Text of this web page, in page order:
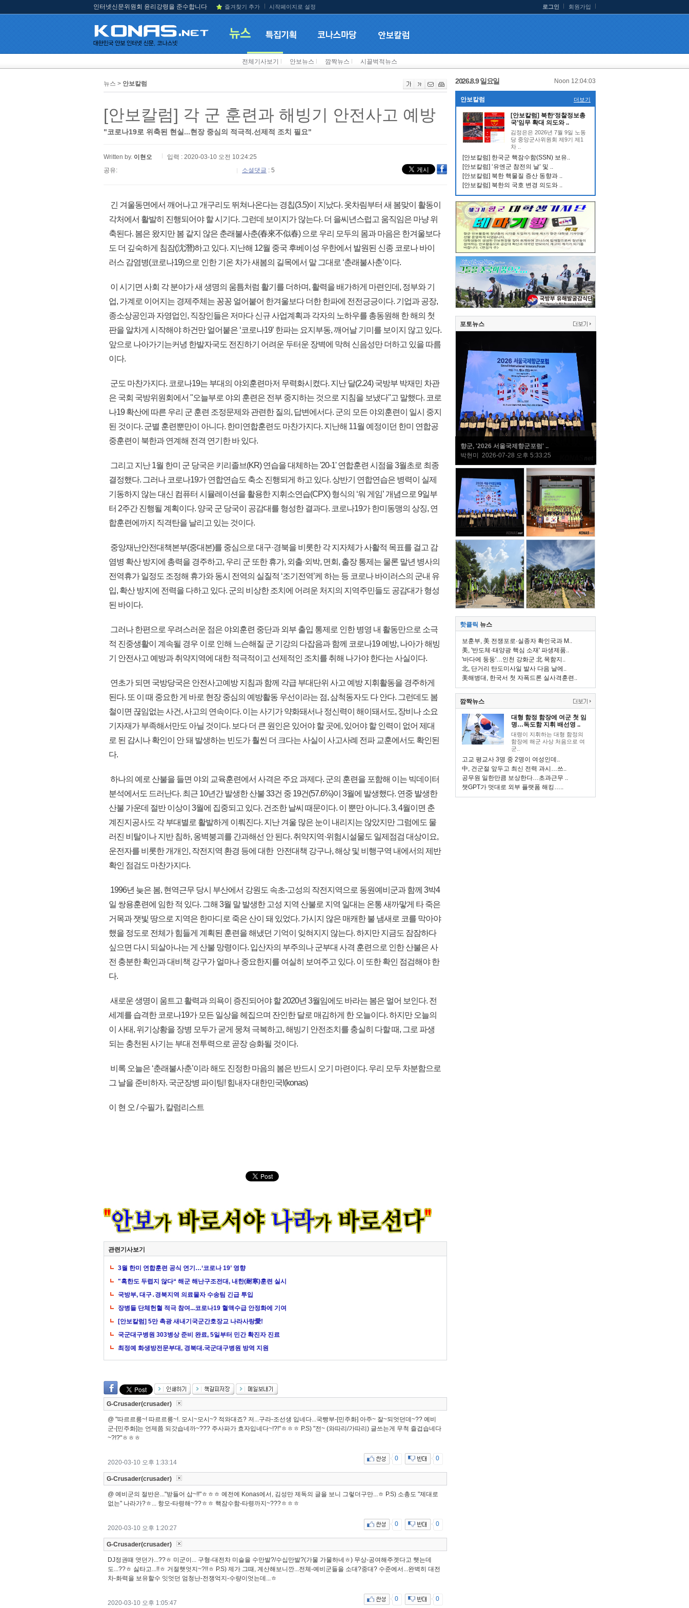
인터넷신문위원회 윤리강령을 준수합니다 즐겨찾기 추가 시작페이지로 설정 로그인 회원가입
전체기사보기 안보뉴스 깜짝뉴스 시끌벅적뉴스
뉴스 > 안보칼럼
[안보칼럼] 각 군 훈련과 해빙기 안전사고 예방
"코로나19로 위축된 현실...현장 중심의 적극적.선제적 조치 필요"
Written by. 이현오
입력 : 2020-03-10 오전 10:24:25
공유:
소셜댓글 : 5
긴 겨울동면에서 깨어나고 개구리도 뛰쳐나온다는 경칩(3.5)이 지났다. 옷차림부터 새 봄맞이 활동이
각처에서 활발히 진행되어야 할 시기다. 그런데 보이지가 않는다. 더 을씨년스럽고 움직임은 마냥 위
축된다. 봄은 왔지만 봄 같지 않은 춘래불사춘(春來不似春) 으로 우리 모두의 몸과 마음은 한겨울보다
도 더 깊숙하게 침잠(沈潛)하고 있다. 지난해 12월 중국 후베이성 우한에서 발원된 신종 코로나 바이
러스 감염병(코로나19)으로 인한 기온 차가 새봄의 길목에서 말 그대로 ‘춘래불사춘’이다.
이 시기면 사회 각 분야가 새 생명의 움틈처럼 활기를 더하며, 활력을 배가하게 마련인데, 정부와 기
업, 가계로 이어지는 경제주체는 꽁꽁 얼어붙어 한겨울보다 더한 한파에 전전긍긍이다. 기업과 공장,
종소상공인과 자영업인, 직장인들은 저마다 신규 사업계획과 각자의 노하우를 총동원해 한 해의 첫
판을 알차게 시작해야 하건만 얼어붙은 ‘코로나19’ 한파는 요지부동, 깨어날 기미를 보이지 않고 있다.
앞으로 나아가기는커녕 한발자국도 전진하기 어려운 두터운 장벽에 막혀 신음성만 더하고 있을 따름
이다.
군도 마찬가지다. 코로나19는 부대의 야외훈련마저 무력화시켰다. 지난 달(2.24) 국방부 박재민 차관
은 국회 국방위원회에서 "오늘부로 야외 훈련은 전부 중지하는 것으로 지침을 보냈다"고 말했다. 코로
나19 확산에 따른 우리 군 훈련 조정문제와 관련한 질의, 답변에서다. 군의 모든 야외훈련이 일시 중지
된 것이다. 군별 훈련뿐만이 아니다. 한미연합훈련도 마찬가지다. 지난해 11월 예정이던 한미 연합공
중훈련이 북한과 연계해 전격 연기한 바 있다.
그리고 지난 1월 한미 군 당국은 키리졸브(KR) 연습을 대체하는 '20-1' 연합훈련 시점을 3월초로 최종
결정했다. 그러나 코로나19가 연합연습도 축소 진행되게 하고 있다. 상반기 연합연습은 병력이 실제
기동하지 않는 대신 컴퓨터 시뮬레이션을 활용한 지휘소연습(CPX) 형식의 ‘워 게임’ 개념으로 9일부
터 2주간 진행될 계획이다. 양국 군 당국이 공감대를 형성한 결과다. 코로나19가 한미동맹의 상징, 연
합훈련에까지 직격탄을 날리고 있는 것이다.
중앙재난안전대책본부(중대본)를 중심으로 대구·경북을 비롯한 각 지자체가 사활적 목표를 걸고 감
염병 확산 방지에 총력을 경주하고, 우리 군 또한 휴가, 외출·외박, 면회, 출장 통제는 물론 말년 병사의
전역휴가 일정도 조정해 휴가와 동시 전역의 실질적 ‘조기전역’케 하는 등 코로나 바이러스의 군내 유
입, 확산 방지에 전력을 다하고 있다. 군의 비상한 조치에 어려운 처지의 지역주민들도 공감대가 형성
된 바이다.
그러나 한편으로 우려스러운 점은 야외훈련 중단과 외부 출입 통제로 인한 병영 내 활동만으로 소극
적 진중생활이 계속될 경우 이로 인해 느슨해질 군 기강의 다잡음과 함께 코로나19 예방, 나아가 해빙
기 안전사고 예방과 취약지역에 대한 적극적이고 선제적인 조치를 취해 나가야 한다는 사실이다.
연초가 되면 국방당국은 안전사고예방 지침과 함께 각급 부대단위 사고 예방 지휘활동을 경주하게
된다. 또 이 때 중요한 게 바로 현장 중심의 예방활동 우선이라는 점, 삼척동자도 다 안다. 그런데도 봄
철이면 끊임없는 사건, 사고의 연속이다. 이는 사기가 약화돼서나 정신력이 해이돼서도, 장비나 소요
기자재가 부족해서만도 아닐 것이다. 보다 더 큰 원인은 있어야 할 곳에, 있어야 할 인력이 없어 제대
로 된 감시나 확인이 안 돼 발생하는 빈도가 훨씬 더 크다는 사실이 사고사례 전파 교훈에서도 확인된
다.
하나의 예로 산불을 들면 야외 교육훈련에서 사격은 주요 과제다. 군의 훈련을 포함해 이는 빅데이터
분석에서도 드러난다. 최근 10년간 발생한 산불 33건 중 19건(57.6%)이 3월에 발생했다. 연중 발생한
산불 가운데 절반 이상이 3월에 집중되고 있다. 건조한 날씨 때문이다. 이 뿐만 아니다. 3, 4월이면 춘
계진지공사도 각 부대별로 활발하게 이뤄진다. 지난 겨울 많은 눈이 내리지는 않았지만 그럼에도 물
러진 비탈이나 지반 침하, 옹벽붕괴를 간과해선 안 된다. 취약지역·위험시설물도 일제점검 대상이요,
운전자를 비롯한 개개인, 작전지역 환경 등에 대한 안전대책 강구나, 해상 및 비행구역 내에서의 제반
확인 점검도 마찬가지다.
1996년 늦은 봄, 현역근무 당시 부산에서 강원도 속초-고성의 작전지역으로 동원예비군과 함께 3박4
일 쌍용훈련에 임한 적 있다. 그해 3월 말 발생한 고성 지역 산불로 지역 일대는 온통 새까맣게 타 죽은
거목과 잿빛 땅으로 지역은 한마디로 죽은 산이 돼 있었다. 가시지 않은 매캐한 불 냄새로 코를 막아야
했을 정도로 전체가 힘들게 계획된 훈련을 해냈던 기억이 잊혀지지 않는다. 하지만 지금도 잠잠하다
싶으면 다시 되살아나는 게 산불 망령이다. 입산자의 부주의나 군부대 사격 훈련으로 인한 산불은 사
전 충분한 확인과 대비책 강구가 얼마나 중요한지를 여실히 보여주고 있다. 이 또한 확인 점검해야 한
다.
새로운 생명이 움트고 활력과 의욕이 증진되어야 할 2020년 3월임에도 바라는 봄은 멀어 보인다. 전
세계를 습격한 코로나19가 모든 일상을 헤집으며 잔인한 달로 매김하게 한 오늘이다. 하지만 오늘의
이 사태, 위기상황을 장병 모두가 굳게 뭉쳐 극복하고, 해빙기 안전조치를 충실히 다할 때, 그로 파생
되는 충천된 사기는 부대 전투력으로 곧장 승화될 것이다.
비록 오늘은 ‘춘래불사춘’이라 해도 진정한 마음의 봄은 반드시 오기 마련이다. 우리 모두 차분함으로
그 날을 준비하자. 국군장병 파이팅! 힘내자 대한민국!(konas)
이 현 오 / 수필가, 칼럼리스트
관련기사보기
3월 한미 연합훈련 공식 연기…‘코로나 19’ 영향
"혹한도 두렵지 않다“ 해군 해난구조전대, 내한(耐寒)훈련 실시
국방부, 대구․경북지역 의료물자 수송팀 긴급 투입
장병들 단체헌혈 적극 참여...코로나19 혈액수급 안정화에 기여
[안보칼럼] 5만 촉광 새내기국군간호장교 나라사랑愛!
국군대구병원 303병상 준비 완료, 5일부터 민간 확진자 진료
최정예 화생방전문부대, 경북대.국군대구병원 방역 지원
G-Crusader(crusader)
@ "따르르릉~! 따르르릉~!. 모시~모시~? 적와대죠? 저...구라-조선생 입네다...국빵부-[민주화] 아주~ 잘~되엇던데~?? 예비
군-[민주화]는 언제쯤 되갓습네까~??? 주사파가 효자입네다~!?!"ㅎㅎㅎ P.S) "전~ (와따리/가따리) 글쓰는게 무척 즐겁습네다
~?!?"ㅎㅎㅎ
2020-03-10 오후 1:33:14
0 0
G-Crusader(crusader)
@ 예비군의 절반은..."받들어 삽~!!"ㅎㅎㅎ 예전에 Konas에서, 김성만 제독의 글을 보니 그렇더구만...ㅎ P.S) 소총도 "제대로
없는" 나라가?ㅎ... 항모-타령해~??ㅎㅎ 핵잠수함-타령까지~???ㅎㅎㅎ
2020-03-10 오후 1:20:27
0 0
G-Crusader(crusader)
DJ정권때 엿던가...??ㅎ 미군이... 구형-대전차 미슬을 수만발?/수십만발?(가물 가물하네ㅎ) 무상-공여해주겟다고 햇는데
도...??ㅎ 싫타고...!!ㅎ 거절햇엇지~?!!ㅎ P.S) 제가 그때, 계산해보니깐...전체-예비군들을 소대?중대? 수준에서...완벽히 대전
차-화력을 보유할수 잇엇던 엄청난-전쟁억지-수량이엇는데...ㅎ
2020-03-10 오후 1:05:47
0 0
2026.8.9 일요일 Noon 12:04:04
안보칼럼 더보기
[안보칼럼] 북한‘정찰정보총
국’임무 확대 의도와 ..
김정은은 2026년 7월 9일 노동
당 중앙군사위원회 제9기 제1
차 ..
[안보칼럼] 한국군 핵잠수함(SSN) 보유..
[안보칼럼] ‘유엔군 참전의 날’ 및 ..
[안보칼럼] 북한 핵물질 증산 동향과 ..
[안보칼럼] 북한의 국호 변경 의도와 ..
포토뉴스
향군, '2026 서울국제향군포럼' ..
박현미 2026-07-28 오후 5:33:25
핫클릭 뉴스
보훈부, 美 전쟁포로·실종자 확인국과 M..
美, '반도체·태양광 핵심 소재' 파생제품..
'바다에 둥둥'…인천 강화군 北 목함지..
北, 단거리 탄도미사일 발사 다음 날에..
美해병대, 한국서 첫 자폭드론 실사격훈련..
깜짝뉴스
대형 함정 함장에 여군 첫 임
명…독도함 지휘 배선영 ..
대령이 지휘하는 대형 함정의
함장에 해군 사상 처음으로 여
군..
고교 평교사 3명 중 2명이 여성인데..
中, 건군절 앞두고 최신 전력 과시…쓰..
공무원 일한만큼 보상한다…초과근무 ..
챗GPT가 멋대로 외부 플랫폼 해킹…..